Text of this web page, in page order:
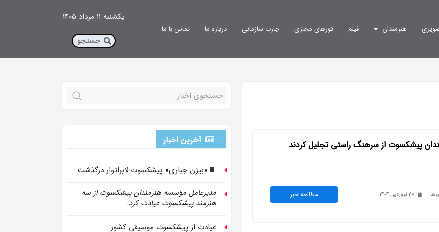
هنرمندان فیلم تورهای مجازی چارت سازمانی درباره ما تماس با ما
یکشنبه 11 مرداد 1405
پیشکسوت از سرهنگ راستی تجلیل کردند
28 فروردین 1404 مطالعه خبر
آخرین اخبار
«بیژن جباری» پیشکسوت لابراتوار درگذشت
مدیرعامل مؤسسه هنرمندان پیشکسوت از سه
هنرمند پیشکسوت عیادت کرد.
عیادت از پیشکسوت موسیقی کشور